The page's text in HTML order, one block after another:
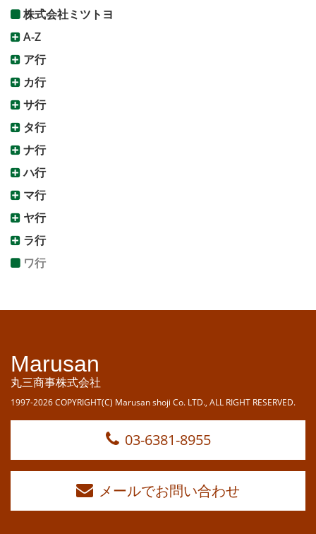
株式会社ミツトヨ
A-Z
ア行
カ行
サ行
タ行
ナ行
ハ行
マ行
ヤ行
ラ行
ワ行
Marusan
丸三商事株式会社
1997-2026 COPYRIGHT(C) Marusan shoji Co. LTD., ALL RIGHT RESERVED.
03-6381-8955
メールでお問い合わせ